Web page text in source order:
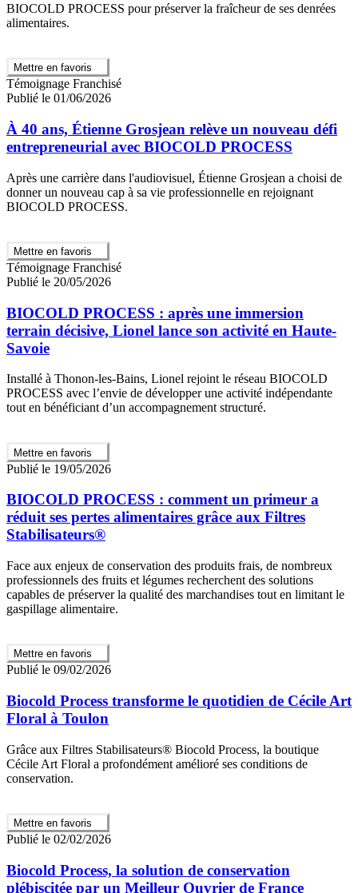
BIOCOLD PROCESS pour préserver la fraîcheur de ses denrées
alimentaires.
Mettre en favoris
Témoignage Franchisé
Publié le 01/06/2026
À 40 ans, Étienne Grosjean relève un nouveau défi
entrepreneurial avec BIOCOLD PROCESS
Après une carrière dans l'audiovisuel, Étienne Grosjean a choisi de
donner un nouveau cap à sa vie professionnelle en rejoignant
BIOCOLD PROCESS.
Mettre en favoris
Témoignage Franchisé
Publié le 20/05/2026
BIOCOLD PROCESS : après une immersion
terrain décisive, Lionel lance son activité en Haute-
Savoie
Installé à Thonon-les-Bains, Lionel rejoint le réseau BIOCOLD
PROCESS avec l’envie de développer une activité indépendante
tout en bénéficiant d’un accompagnement structuré.
Mettre en favoris
Publié le 19/05/2026
BIOCOLD PROCESS : comment un primeur a
réduit ses pertes alimentaires grâce aux Filtres
Stabilisateurs®
Face aux enjeux de conservation des produits frais, de nombreux
professionnels des fruits et légumes recherchent des solutions
capables de préserver la qualité des marchandises tout en limitant le
gaspillage alimentaire.
Mettre en favoris
Publié le 09/02/2026
Biocold Process transforme le quotidien de Cécile Art
Floral à Toulon
Grâce aux Filtres Stabilisateurs® Biocold Process, la boutique
Cécile Art Floral a profondément amélioré ses conditions de
conservation.
Mettre en favoris
Publié le 02/02/2026
Biocold Process, la solution de conservation
plébiscitée par un Meilleur Ouvrier de France